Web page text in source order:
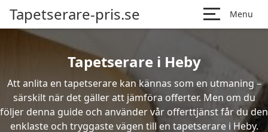
Tapetserare-pris.se Menu
Tapetserare i Heby
Att anlita en tapetserare kan kännas som en utmaning –
särskilt när det gäller att jämföra offerter. Men om du
följer denna guide och använder vår offerttjänst får du den
enklaste och tryggaste vägen till en tapetserare i Heby.